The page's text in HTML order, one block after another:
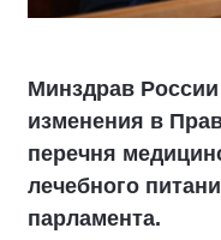
Минздрав
изменения в
перечня
лечебного
парламента.